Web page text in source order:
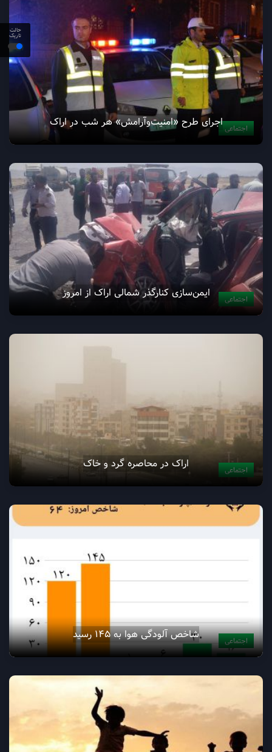
حالت
تاریک
اجتماعیاجرای طرح «امنیت‌وآرامش» هر شب در اراک
اجتماعی ایمن‌سازی کنارگذر شمالی اراک از امروز
اجتماعی اراک در محاصره گرد و خاک
اجتماعی شاخص آلودگی هوا به ۱۴۵ رسید